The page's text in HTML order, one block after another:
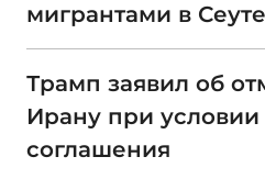
мигрантами в Сеуте
Трамп заявил об
Ирану при
соглашения